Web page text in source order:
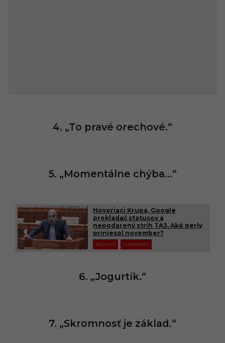
4. „To pravé orechové.“
5. „Momentálne chýba…“
Hovoriaci Krupa, Google
prekladač statusov a
nepodarený strih TA3. Aké perly
priniesol november?
POLITIKA SLOVENSKO
6. „Jogurtík.“
7. „Skromnosť je základ.“